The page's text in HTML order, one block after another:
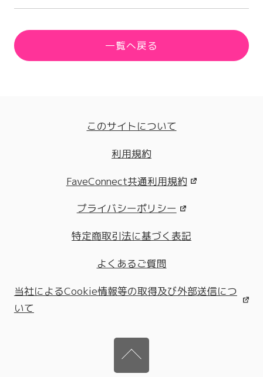
一覧へ戻る
このサイトについて
利用規約
FaveConnect共通利用規約
プライバシーポリシー
特定商取引法に基づく表記
よくあるご質問
当社によるCookie情報等の取得及び外部送信につ
いて